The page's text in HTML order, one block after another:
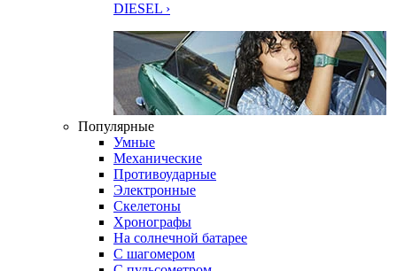
DIESEL ›
Популярные
Умные
Механические
Противоударные
Электронные
Скелетоны
Хронографы
На солнечной батарее
С шагомером